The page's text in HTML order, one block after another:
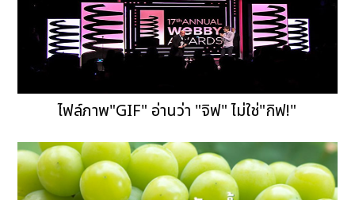
ไฟล์ภาพ"GIF" อ่านว่า "จิฟ" ไม่ใช่"กิฟ!"